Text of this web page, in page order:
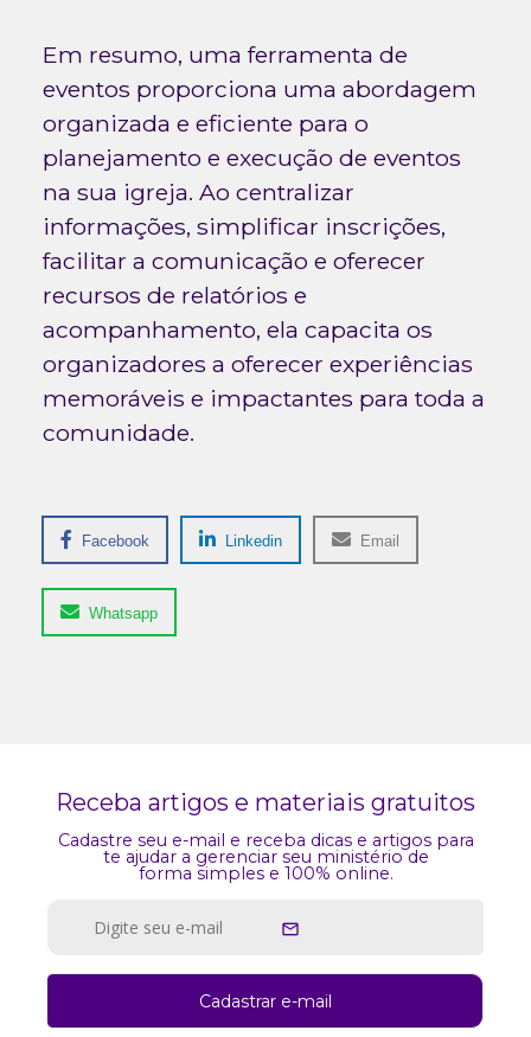
Em resumo, uma ferramenta de
eventos proporciona uma abordagem
organizada e eficiente para o
planejamento e execução de eventos
na sua igreja. Ao centralizar
informações, simplificar inscrições,
facilitar a comunicação e oferecer
recursos de relatórios e
acompanhamento, ela capacita os
organizadores a oferecer experiências
memoráveis e impactantes para toda a
comunidade.
Facebook Linkedin Email
Whatsapp
Receba artigos e materiais gratuitos
Cadastre seu e-mail e receba dicas e artigos para
te ajudar a gerenciar seu ministério de
forma simples e 100% online.